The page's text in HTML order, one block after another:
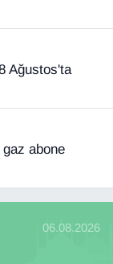
06.08.2026